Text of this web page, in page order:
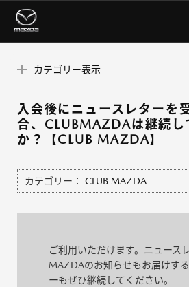
カテゴリー表示
入会後にニュースレターを
合、CLUBMAZDAは継続し
か？【CLUB MAZDA】
カテゴリー： CLUB MAZDA
ご利用いただけます。ニュース
MAZDAのお知らせもお届けす
ーもぜひ継続してください。